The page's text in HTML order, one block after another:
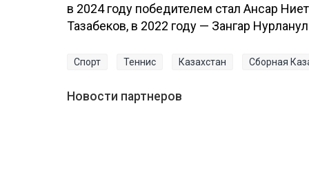
в 2024 году победителем стал Ансар
Тазабеков, в 2022 году — Зангар
Спорт Теннис Казахстан Сборная
Новости партнеров